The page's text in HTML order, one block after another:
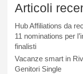
Articoli
Hub Affiliations da
11 nominations per
finalisti
Vacanze smart in
Genitori Single